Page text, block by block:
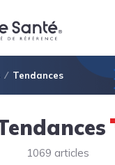
Tendances
1069 articles